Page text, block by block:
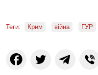
Теги: Крим війна ГУР